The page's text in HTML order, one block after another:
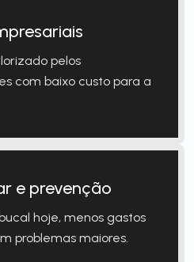
pelos
com baixo custo para a
e prevenção
hoje, menos gastos
problemas maiores.